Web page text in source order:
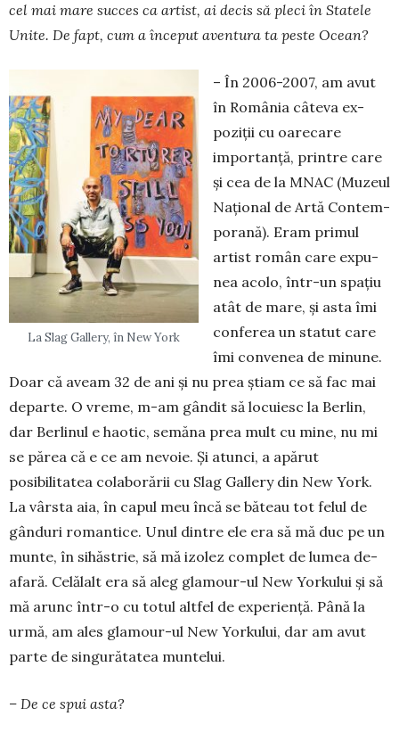
cel mai mare succes ca artist, ai de­cis să pleci în Statele
Unite. De fapt, cum a început aventura ta peste Ocean?
La Slag Gallery, în New York
– În 2006-2007, am avut
în Ro­mâ­nia câteva ex­
poziții cu oare­care
importanță, printre care
și cea de la MNAC (Muzeul
Național de Artă Con­tem­
porană). Eram primul
artist român care expu­
nea acolo, într-un spațiu
atât de mare, și asta îmi
con­fe­rea un statut care
îmi convenea de mi­nu­ne.
Doar că aveam 32 de ani și nu prea ști­am ce să fac mai
departe. O vreme, m-am gândit să locuiesc la Berlin,
dar Ber­li­nul e haotic, semăna prea mult cu mine, nu mi
se părea că e ce am nevoie. Și atunci, a apărut
posibilitatea colaborării cu Slag Gallery din New York.
La vârsta aia, în capul meu încă se băteau tot felul de
gânduri romantice. Unul dintre ele era să mă duc pe un
munte, în sihăstrie, să mă izolez com­plet de lumea de-
afară. Celă­lalt era să aleg glamour-ul New Yorku­lui și să
mă arunc într-o cu totul altfel de experiență. Până la
urmă, am ales gla­mour-ul New Yorku­lui, dar am avut
parte de singură­tatea mun­telui.
– De ce spui asta?